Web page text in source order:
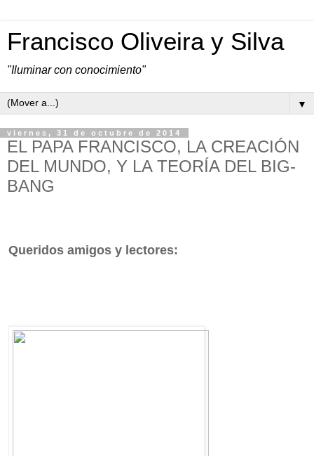
Francisco Oliveira y Silva
"Iluminar con conocimiento"
▼
viernes, 31 de octubre de 2014
EL PAPA FRANCISCO, LA CREACIÓN
DEL MUNDO, Y LA TEORÍA DEL BIG-
BANG
Queridos amigos y lectores: